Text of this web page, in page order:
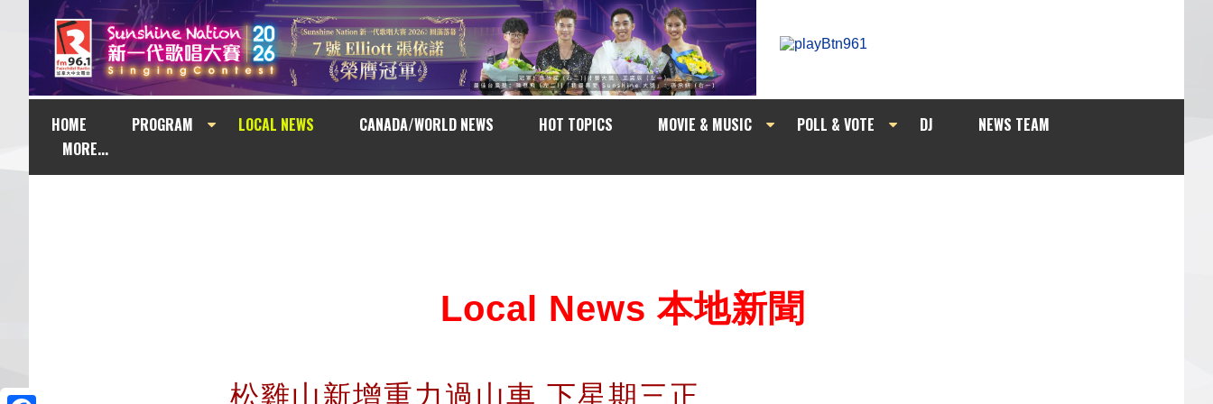
HOME PROGRAM LOCAL NEWS CANADA/WORLD NEWS HOT TOPICS MOVIE & MUSIC POLL & VOTE DJ
NEWS TEAM
MORE...
Local News 本地新聞
松雞山新增重力過山車 下星期三正